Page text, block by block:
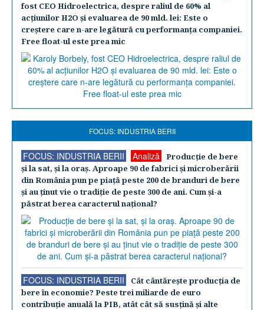
fost CEO Hidroelectrica, despre raliul de 60% al
acţiunilor H2O şi evaluarea de 90 mld. lei: Este o
creştere care n-are legătură cu performanţa companiei.
Free float-ul este prea mic
FOCUS: INDUSTRIA BERII
FOCUS: INDUSTRIA BERII Analiză
Producţie de bere
şi la sat, şi la oraş. Aproape 90 de fabrici şi microberării
din România pun pe piaţă peste 200 de branduri de bere
şi au ţinut vie o tradiţie de peste 300 de ani. Cum şi-a
păstrat berea caracterul naţional?
FOCUS: INDUSTRIA BERII
Cât cântăreşte producţia de
bere în economie? Peste trei miliarde de euro
contribuţie anuală la PIB, atât cât să susţină şi alte